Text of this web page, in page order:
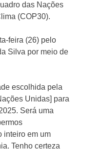
das Nações
(COP30).
feira (26) pelo
Silva por meio de
escolhida pela
Unidas] para
Será uma
inteiro em um
Tenho certeza